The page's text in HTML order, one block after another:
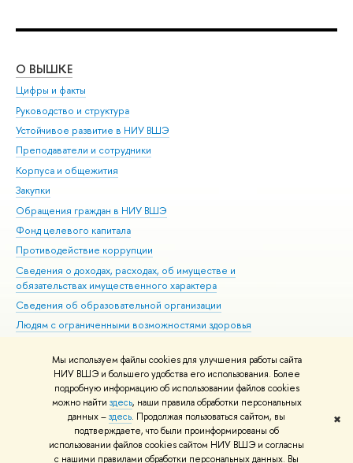
Мы используем файлы cookies для улучшения работы сайта
НИУ ВШЭ и большего удобства его использования. Более
подробную информацию об использовании файлов cookies
можно найти здесь, наши правила обработки персональных
данных –здесь. Продолжая пользоваться сайтом, вы
подтверждаете, что были проинформированы об
использовании файлов cookies сайтом НИУ ВШЭ и согласны
с нашими правилами обработки персональных данных. Вы
✖
О ВЫШКЕ
Цифры и факты
Руководство и структура
Устойчивое развитие в НИУ ВШЭ
Преподаватели и сотрудники
Корпуса и общежития
Закупки
Обращения граждан в НИУ ВШЭ
Фонд целевого капитала
Противодействие коррупции
Сведения о доходах, расходах, об имуществе и
обязательствах имущественного характера
Сведения об образовательной организации
Людям с ограниченными возможностями здоровья
Работа в Вышке
© НИУ ВШЭ 1993–2026 Адреса и контакты Условия использования
материалов Политика конфиденциальности Карта сайта